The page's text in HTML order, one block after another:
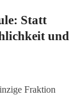
Statt
und
Fraktion